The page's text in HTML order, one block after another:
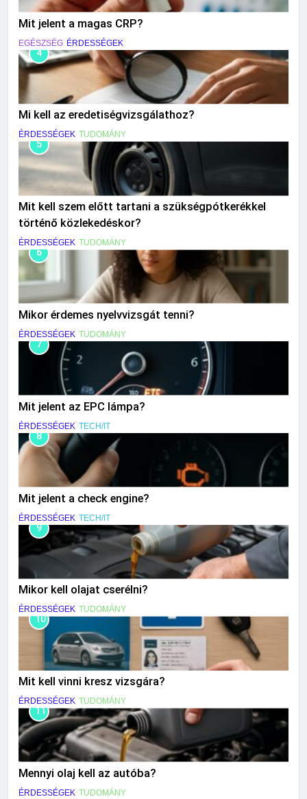
Mit jelent a magas CRP?
EGÉSZSÉG ÉRDESSÉGEK
4
Mi kell az eredetiségvizsgálathoz?
ÉRDESSÉGEK TUDOMÁNY
5
Mit kell szem előtt tartani a szükségpótkerékkel
történő közlekedéskor?
ÉRDESSÉGEK TUDOMÁNY
6
Mikor érdemes nyelvvizsgát tenni?
ÉRDESSÉGEK TUDOMÁNY
7
Mit jelent az EPC lámpa?
ÉRDESSÉGEK TECH/IT
8
Mit jelent a check engine?
ÉRDESSÉGEK TECH/IT
9
Mikor kell olajat cserélni?
ÉRDESSÉGEK TUDOMÁNY
10
Mit kell vinni kresz vizsgára?
ÉRDESSÉGEK TUDOMÁNY
11
Mennyi olaj kell az autóba?
ÉRDESSÉGEK TUDOMÁNY